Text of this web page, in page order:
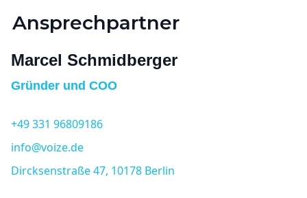
Ansprechpartner
Marcel Schmidberger
Gründer und COO
+49 331 96809186
info@voize.de
Dircksenstraße 47, 10178 Berlin⁠